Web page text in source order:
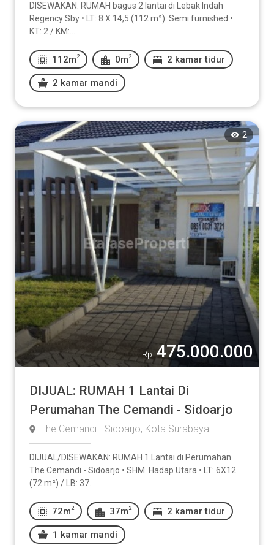
DISEWAKAN: RUMAH bagus 2 lantai di Lebak Indah
Regency Sby • LT: 8 X 14,5 (112 m²). Semi furnished •
KT: 2 / KM:...
112m 2 0m 2 2 kamar tidur
2 kamar mandi
2
Rp 475.000.000
DIJUAL: RUMAH 1 Lantai Di
Perumahan The Cemandi - Sidoarjo
The Cemandi - Sidoarjo, Kota Surabaya
DIJUAL/DISEWAKAN: RUMAH 1 Lantai di Perumahan
The Cemandi - Sidoarjo • SHM. Hadap Utara • LT: 6X12
(72 m²) / LB: 37...
72m 2 37m 2 2 kamar tidur
1 kamar mandi